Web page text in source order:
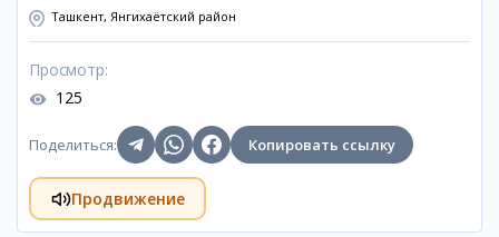
Ташкент, Янгихаётский район
Просмотр:
125
Поделиться: Копировать ссылку
Продвижение